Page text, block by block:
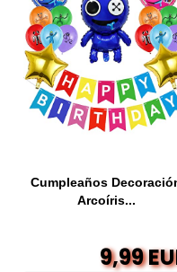
Cumpleaños
Arcoíris...
9,99